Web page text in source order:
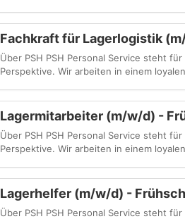
Fachkraft für Lagerlogistik
Über PSH PSH Personal Service steht
Perspektive. Wir arbeiten in einem
Lagermitarbeiter (m/w/d) -
Über PSH PSH Personal Service steht
Perspektive. Wir arbeiten in einem
Lagerhelfer (m/w/d) -
Über PSH PSH Personal Service steht